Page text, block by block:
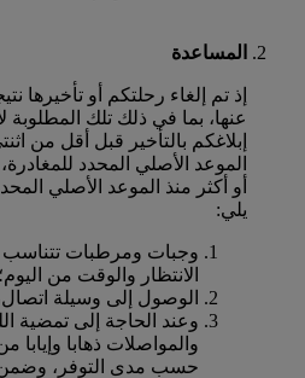
المساعدة
إذ تم إلغاء رحلتكم أو تأخيرها
أو أكثر منذ الموعد الأصلي
يلي:
وجبات ومرطبات
الانتظار والوقت من اليوم؛
الوصول إلى وسيلة
وعند الحاجة إلى تمضية
والمواصلات ذهابا وإيابا
حسب مدى التوفر،